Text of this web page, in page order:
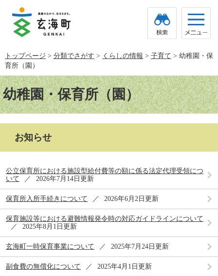
で
す。
ば
し
て
本
文
へ
トップページ > 分類でさがす > くらしの情報 > 子育て > 幼稚園・保
育所（園）
本
文幼稚園・保育所（園）
お知らせ
公立保育所における施設型給付費等の額に係る法定代理受領につ
いて
2026年7月14日更新
保育所入所手続きについて 2026年6月2日更新
保育施設等における避難情報発令時の対応ガイドラインについて
2025年8月1日更新
玄海町一時保育事業について 2025年7月24日更新
副食費の無償化について 2025年4月1日更新